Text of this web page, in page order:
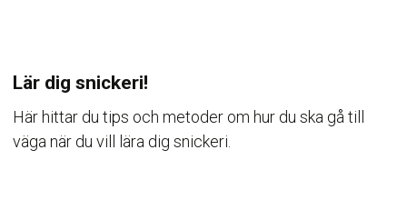
Lär dig snickeri!
Här hittar du tips och metoder om hur du ska gå till
väga när du vill lära dig snickeri.